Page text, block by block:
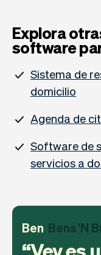
Explora
software
Sistema de
domicilio
Agenda de
Software de
servicios a
Ben Bens 'N
Vev es